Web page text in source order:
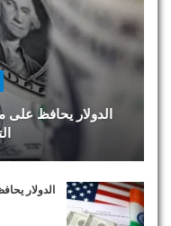
الدولار يحافظ على
الدولار